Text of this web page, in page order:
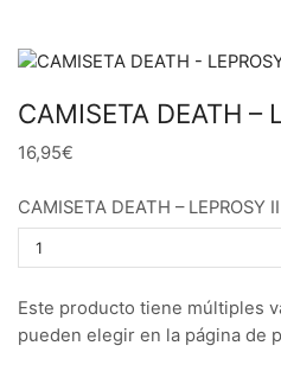
CAMISETA DEATH –
16,95€
CAMISETA DEATH – LEPROSY
Este producto tiene múltiples
pueden elegir en la página de